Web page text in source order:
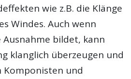
wie z.B. die Klänge
Windes. Auch wenn
bildet, kann
klanglich überzeugen und
Komponisten und